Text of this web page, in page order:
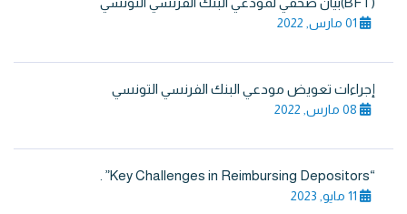
01 مارس, 2022
إجراءات تعويض مودعي البنك الفرنسي التونسي
08 مارس, 2022
11 مايو, 2023